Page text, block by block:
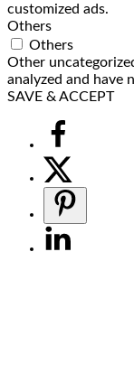
customized ads.
Others
Others
Other
analyzed and have
SAVE & ACCEPT